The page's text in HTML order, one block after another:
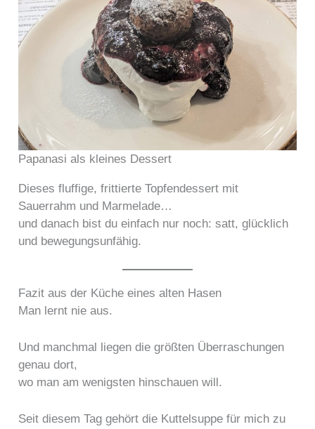
Papanasi als kleines Dessert
Dieses fluffige, frittierte Topfendessert mit
Sauerrahm und Marmelade…
und danach bist du einfach nur noch: satt, glücklich
und bewegungsunfähig.
Fazit aus der Küche eines alten Hasen
Man lernt nie aus.
Und manchmal liegen die größten Überraschungen
genau dort,
wo man am wenigsten hinschauen will.
Seit diesem Tag gehört die Kuttelsuppe für mich zu